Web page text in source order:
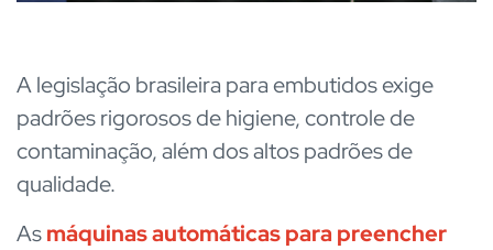
A legislação brasileira para embutidos exige
padrões rigorosos de higiene, controle de
contaminação, além dos altos padrões de
qualidade.
Asmáquinas automáticas para preencher